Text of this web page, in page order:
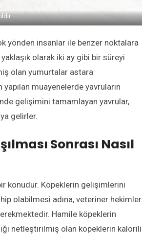
yönden insanlar ile benzer noktalara
olarak iki ay gibi bir süreyi
olan yumurtalar astara
muayenelerde yavruların
gelişimini tamamlayan yavrular,
gelirler.
Sonrası Nasıl
konudur. Köpeklerin gelişimlerini
olabilmesi adına, veteriner hekimler
Hamile köpeklerin
netleştirilmiş olan köpeklerin kalorili